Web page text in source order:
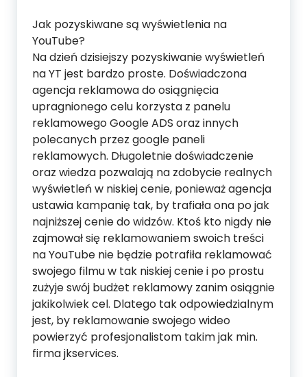
Jak pozyskiwane są wyświetlenia na
YouTube?
Na dzień dzisiejszy pozyskiwanie wyświetleń
na YT jest bardzo proste. Doświadczona
agencja reklamowa do osiągnięcia
upragnionego celu korzysta z panelu
reklamowego Google ADS oraz innych
polecanych przez google paneli
reklamowych. Długoletnie doświadczenie
oraz wiedza pozwalają na zdobycie realnych
wyświetleń w niskiej cenie, ponieważ agencja
ustawia kampanię tak, by trafiała ona po jak
najniższej cenie do widzów. Ktoś kto nigdy nie
zajmował się reklamowaniem swoich treści
na YouTube nie będzie potrafiła reklamować
swojego filmu w tak niskiej cenie i po prostu
zużyje swój budżet reklamowy zanim osiągnie
jakikolwiek cel. Dlatego tak odpowiedzialnym
jest, by reklamowanie swojego wideo
powierzyć profesjonalistom takim jak min.
firma jkservices.